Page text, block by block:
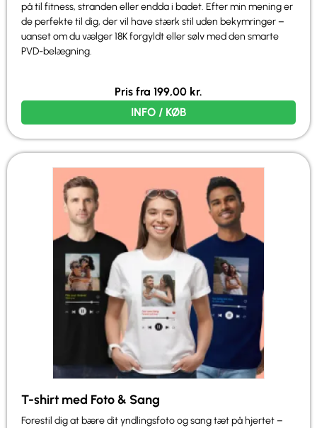
på til fitness, stranden eller endda i badet. Efter min mening er
de perfekte til dig, der vil have stærk stil uden bekymringer –
uanset om du vælger 18K forgyldt eller sølv med den smarte
PVD-belægning.
Pris fra 199,00 kr.
INFO / KØB
T-shirt med Foto & Sang
Forestil dig at bære dit yndlingsfoto og sang tæt på hjertet –